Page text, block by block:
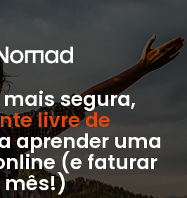
segura,
livre de
aprender uma
(e faturar
mês!)